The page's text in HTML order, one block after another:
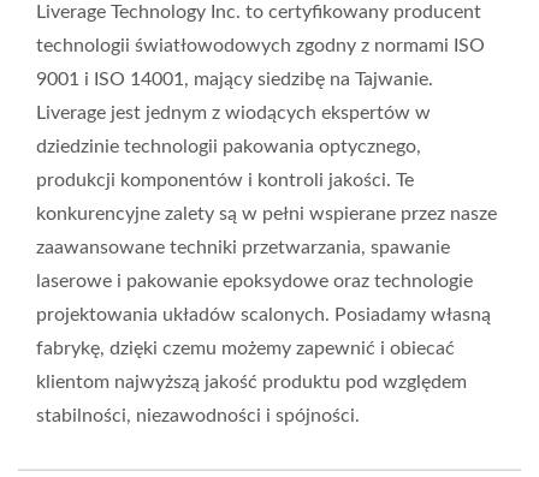
Liverage Technology Inc. to certyfikowany producent
technologii światłowodowych zgodny z normami ISO
9001 i ISO 14001, mający siedzibę na Tajwanie.
Liverage jest jednym z wiodących ekspertów w
dziedzinie technologii pakowania optycznego,
produkcji komponentów i kontroli jakości. Te
konkurencyjne zalety są w pełni wspierane przez nasze
zaawansowane techniki przetwarzania, spawanie
laserowe i pakowanie epoksydowe oraz technologie
projektowania układów scalonych. Posiadamy własną
fabrykę, dzięki czemu możemy zapewnić i obiecać
klientom najwyższą jakość produktu pod względem
stabilności, niezawodności i spójności.